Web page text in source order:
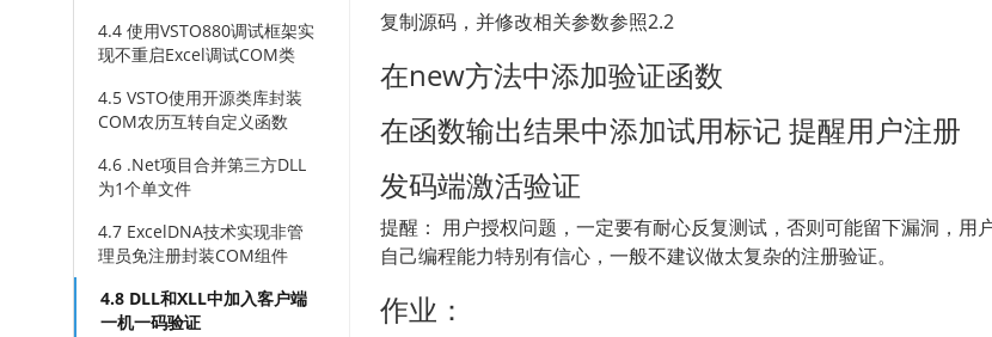
4.4 使用VSTO880调试框架实
现不重启Excel调试COM类
4.5 VSTO使用开源类库封装
COM农历互转自定义函数
4.6 .Net项目合并第三方DLL
为1个单文件
4.7 ExcelDNA技术实现非管
理员免注册封装COM组件
4.8 DLL和XLL中加入客户端
一机一码验证
复制源码，并修改相关参数参照2.2
在new方法中添加验证函数
在函数输出结果中添加试用标记 提醒用户注册
发码端激活验证
提醒： 用户授权问题，一定要有耐心反复测试，否则可能留下漏洞，用
自己编程能力特别有信心，一般不建议做太复杂的注册验证。
作业：